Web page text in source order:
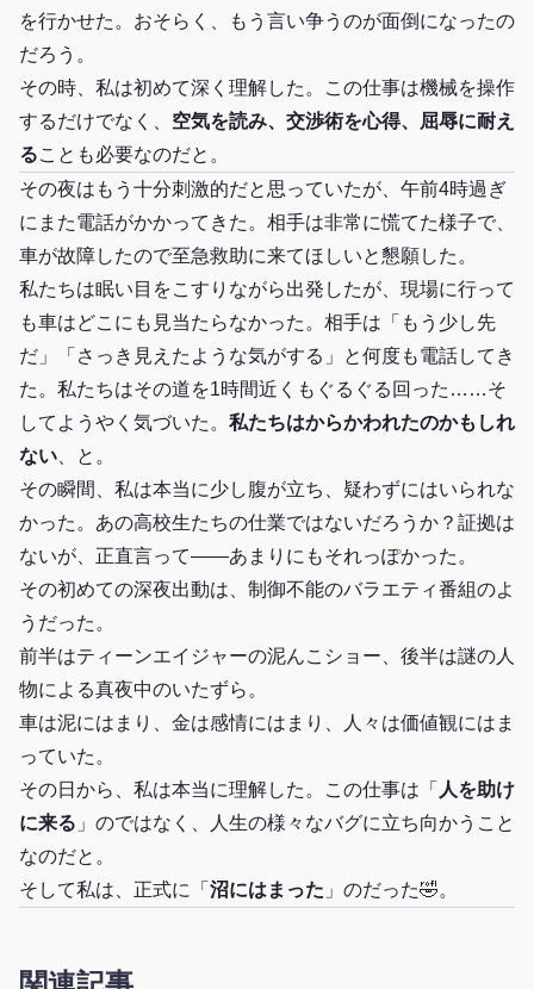
を行かせた。おそらく、もう言い争うのが面倒になったの
だろう。
その時、私は初めて深く理解した。この仕事は機械を操作
するだけでなく、 空気を読み、交渉術を心得、屈辱に耐え
ることも必要なのだと。
その夜はもう十分刺激的だと思っていたが、午前4時過ぎ
にまた電話がかかってきた。相手は非常に慌てた様子で、
車が故障したので至急救助に来てほしいと懇願した。
私たちは眠い目をこすりながら出発したが、現場に行って
も車はどこにも見当たらなかった。相手は「もう少し先
だ」「さっき見えたような気がする」と何度も電話してき
た。私たちはその道を1時間近くもぐるぐる回った……そ
してようやく気づいた。 私たちはからかわれたのかもしれ
ない 、と。
その瞬間、私は本当に少し腹が立ち、疑わずにはいられな
かった。あの高校生たちの仕業ではないだろうか？証拠は
ないが、正直言って——あまりにもそれっぽかった。
その初めての深夜出動は、制御不能のバラエティ番組のよ
うだった。
前半はティーンエイジャーの泥んこショー、後半は謎の人
物による真夜中のいたずら。
車は泥にはまり、金は感情にはまり、人々は価値観にはま
っていた。
その日から、私は本当に理解した。この仕事は「 人を助け
に来る 」のではなく、人生の様々なバグに立ち向かうこと
なのだと。
そして私は、正式に「 沼にはまった 」のだった🤣。